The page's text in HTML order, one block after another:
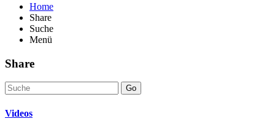
Home
Share
Suche
Menü
Share
Go
Videos